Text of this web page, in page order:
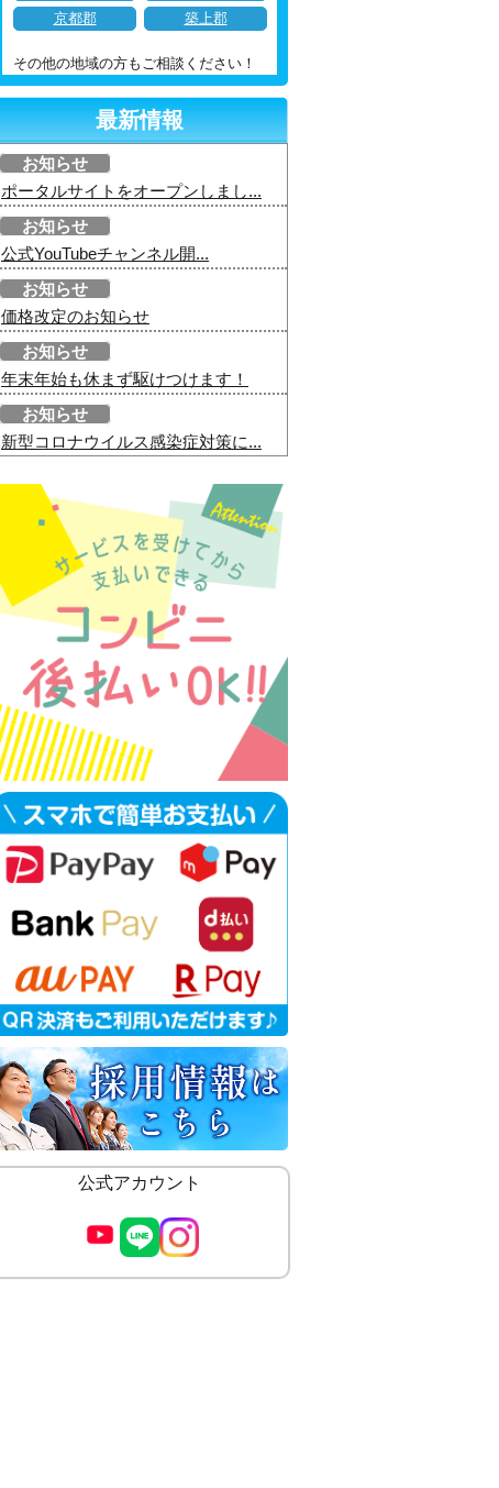
京都郡
築上郡
その他の地域の方もご相談ください！
最新情報
お知らせ
ポータルサイトをオープンしまし...
お知らせ
公式YouTubeチャンネル開...
お知らせ
価格改定のお知らせ
お知らせ
年末年始も休まず駆けつけます！
お知らせ
新型コロナウイルス感染症対策に...
公式アカウント